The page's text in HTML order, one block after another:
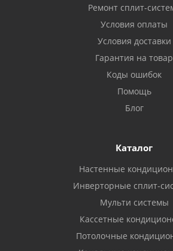
Ремонт сплит-
Условия оплаты
Условия доставки
Гарантия на товар
Коды ошибок
Помощь
Блог
Каталог
Настенные
Инверторные сплит-
Мульти системы
Кассетные
Потолочные